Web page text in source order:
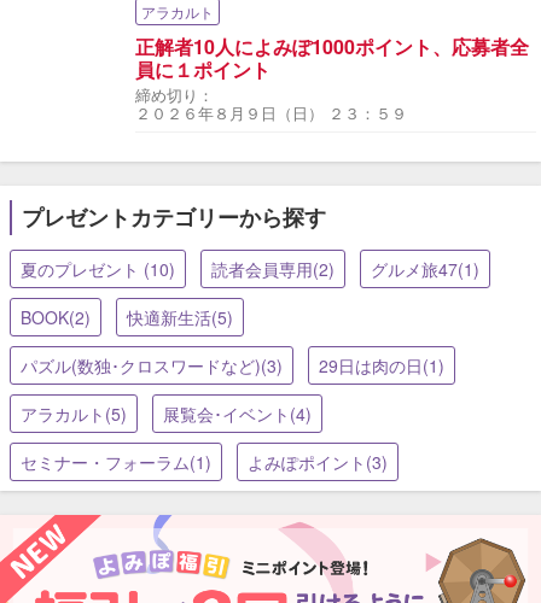
アラカルト
正解者10人によみぽ1000ポイント、応募者全
員に１ポイント
締め切り：
２０２６年８月９日（日） ２３：５９
プレゼントカテゴリーから探す
夏のプレゼント (10) 読者会員専用(2)
グルメ旅47(1)
BOOK(2)
快適新生活(5)
パズル(数独･クロスワードなど)(3)
29日は肉の日(1)
アラカルト(5)
展覧会･イベント(4)
セミナー・フォーラム(1)
よみぽポイント(3)